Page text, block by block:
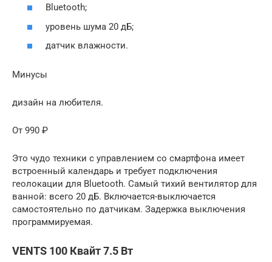
Bluetooth;
уровень шума 20 дБ;
датчик влажности.
Минусы
дизайн на любителя.
От 990 ₽
Это чудо техники с управлением со смартфона имеет
встроенный календарь и требует подключения
геолокации для Bluetooth. Самый тихий вентилятор для
ванной: всего 20 дБ. Включается-выключается
самостоятельно по датчикам. Задержка выключения
программируемая.
VENTS 100 Квайт 7.5 Вт